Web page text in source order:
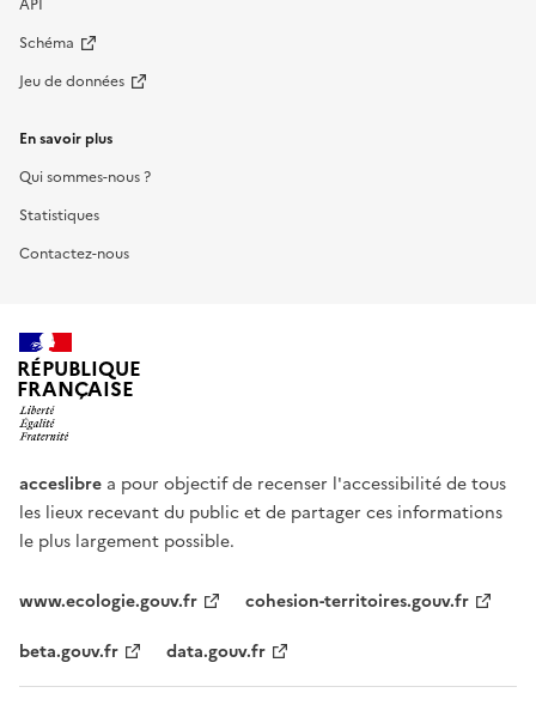
API
Schéma
Jeu de données
En savoir plus
Qui sommes-nous ?
Statistiques
Contactez-nous
RÉPUBLIQUE
FRANÇAISE
acceslibre a pour objectif de recenser l'accessibilité de tous
les lieux recevant du public et de partager ces informations
le plus largement possible.
www.ecologie.gouv.fr
cohesion-territoires.gouv.fr
beta.gouv.fr
data.gouv.fr